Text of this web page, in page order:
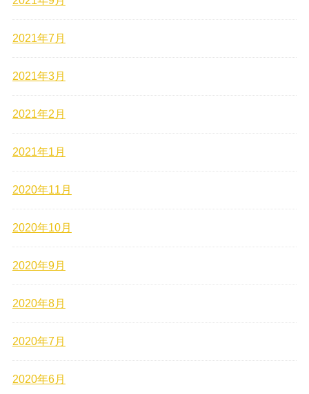
2021年7月
2021年3月
2021年2月
2021年1月
2020年11月
2020年10月
2020年9月
2020年8月
2020年7月
2020年6月